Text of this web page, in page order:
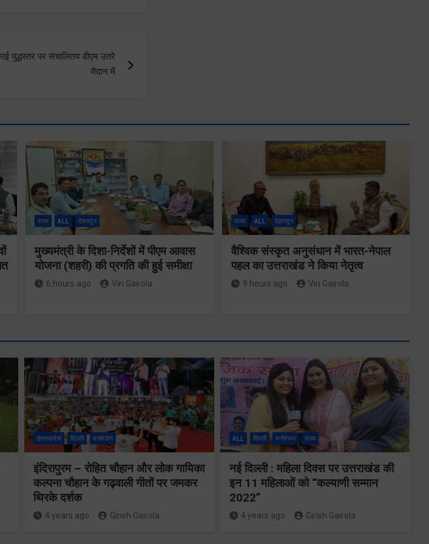
युद्धस्तर पर संचालितय डीएम उतरे
मैदान में
राज्य ALL देहरादून
मुख्यमंत्री के दिशा-निर्देशों में पीएम आवास
योजना (शहरी) की प्रगति की हुई समीक्षा
6 hours ago Viri Gairola
राज्य ALL देहरादून
वैश्विक संस्कृत अनुसंधान में भारत-नेपाल
पहल का उत्तराखंड ने किया नेतृत्व
9 hours ago Viri Gairola
उत्तरप्रदेश दिल्ली मनोरंजन
इंदिरापुरम – रोहित चौहान और लोक गायिका
कल्पना चौहान के गढ़वाली गीतों पर जमकर
थिरके दर्शक
4 years ago Girish Gairola
ALL दिल्ली मनोरंजन राज्य
नई दिल्ली : महिला दिवस पर उत्तराखंड की
इन 11 महिलाओं को “कल्याणी सम्मान
2022”
4 years ago Girish Gairola
बुजुर्ग-दिव्यांगों के
घर जाएंगे
बीएलओ, करेंगे
नोटिसों का
एमडीडीए बोर्ड
बैठक में 25
विकास प्रस्तावों
को मिली मंजूरी,
देहरादून-मसूरी के
नियोजित विकास